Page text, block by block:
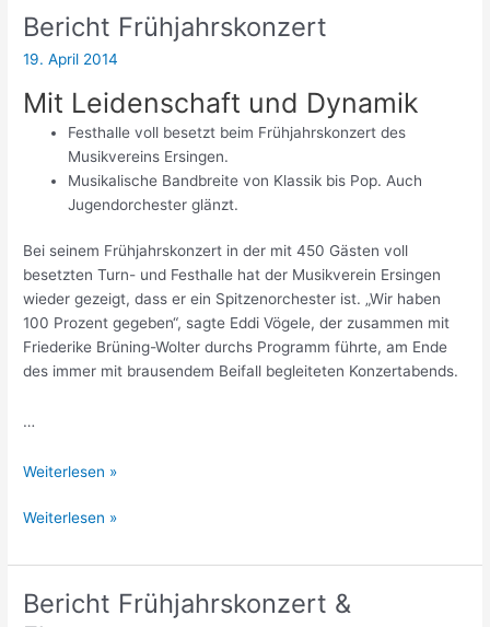
Bericht Frühjahrskonzert
19. April 2014
Mit Leidenschaft und Dynamik
Festhalle voll besetzt beim Frühjahrskonzert des
Musikvereins Ersingen.
Musikalische Bandbreite von Klassik bis Pop. Auch
Jugendorchester glänzt.
Bei seinem Frühjahrskonzert in der mit 450 Gästen voll
besetzten Turn- und Festhalle hat der Musikverein Ersingen
wieder gezeigt, dass er ein Spitzenorchester ist. „Wir haben
100 Prozent gegeben“, sagte Eddi Vögele, der zusammen mit
Friederike Brüning-Wolter durchs Programm führte, am Ende
des immer mit brausendem Beifall begleiteten Konzertabends.
…
Bericht
Weiterlesen »
Bericht
Weiterlesen »
Bericht Frühjahrskonzert &